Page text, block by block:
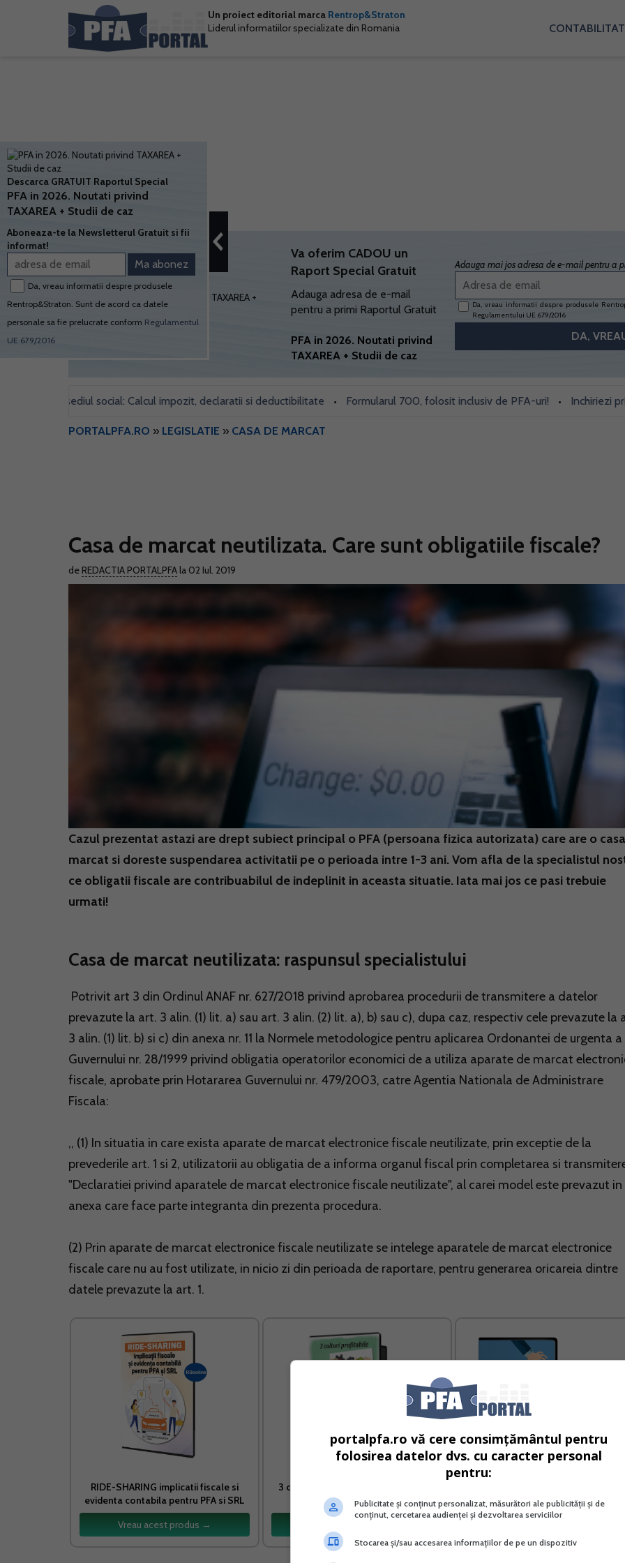
Un proiect editorial marca Rentrop&Straton
Liderul informatiilor specializate din Romania
Va oferim CADOU un
Raport Special Gratuit
Adauga adresa de e-mail
pentru a primi Raportul Gratuit
PFA in 2026. Noutati privind
TAXAREA + Studii de caz
Adauga mai jos adresa de e-mail pentru a
Da, vreau informatii despre produsele
Regulamentului UE 679/2016
sediul social: Calcul impozit, declaratii si deductibilitate • Formularul 700, folosit inclusiv de PFA-uri! • Inchiriezi prin
PORTALPFA.RO » LEGISLATIE » CASA DE MARCAT
Casa de marcat neutilizata. Care sunt obligatiile fiscale?
de REDACTIA PORTALPFA la 02 Iul. 2019
Cazul prezentat astazi are drept subiect principal o PFA (persoana fizica autorizata) care are o
marcat si doreste suspendarea activitatii pe o perioada intre 1-3 ani. Vom afla de la specialistul
ce obligatii fiscale are contribuabilul de indeplinit in aceasta situatie. Iata mai jos ce pasi trebuie
urmati!
Casa de marcat neutilizata: raspunsul specialistului
Potrivit art 3 din Ordinul ANAF nr. 627/2018 privind aprobarea procedurii de transmitere a datelor
prevazute la art. 3 alin. (1) lit. a) sau art. 3 alin. (2) lit. a), b) sau c), dupa caz, respectiv cele prevazute la
3 alin. (1) lit. b) si c) din anexa nr. 11 la Normele metodologice pentru aplicarea Ordonantei de urgenta a
Guvernului nr. 28/1999 privind obligatia operatorilor economici de a utiliza aparate de marcat
fiscale, aprobate prin Hotararea Guvernului nr. 479/2003, catre Agentia Nationala de Administrare
Fiscala:
,, (1) In situatia in care exista aparate de marcat electronice fiscale neutilizate, prin exceptie de la
prevederile art. 1 si 2, utilizatorii au obligatia de a informa organul fiscal prin completarea si
"Declaratiei privind aparatele de marcat electronice fiscale neutilizate", al carei model este prevazut in
anexa care face parte integranta din prezenta procedura.
(2) Prin aparate de marcat electronice fiscale neutilizate se intelege aparatele de marcat electronice
fiscale care nu au fost utilizate, in nicio zi din perioada de raportare, pentru generarea oricareia dintre
datele prevazute la art. 1.
RIDE-SHARING implicatii fiscale si
evidenta contabila pentru PFA si SRL
Vreau acest produs →
3 culturi profitabile - Goji Merisoare
Aronia
Vreau acest produs →
Descarca GRATUIT Raportul Special
PFA in 2026. Noutati privind
TAXAREA + Studii de caz
Aboneaza-te la Newsletterul Gratuit si fii
informat!
Da, vreau informatii despre produsele
Rentrop&Straton. Sunt de acord ca datele
personale sa fie prelucrate conform Regulamentul
UE 679/2016
portalpfa.ro vă cere consimțământul pentru
folosirea datelor dvs. cu caracter personal
pentru:
Publicitate și conținut personalizat, măsurători ale publicității și de
conținut, cercetarea audienței și dezvoltarea serviciilor
Stocarea și/sau accesarea informațiilor de pe un dispozitiv